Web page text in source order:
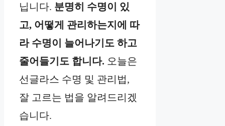
닙니다. 분명히 수명이 있
고, 어떻게 관리하는지에 따
라 수명이 늘어나기도 하고
줄어들기도 합니다. 오늘은
선글라스 수명 및 관리법,
잘 고르는 법을 알려드리겠
습니다.